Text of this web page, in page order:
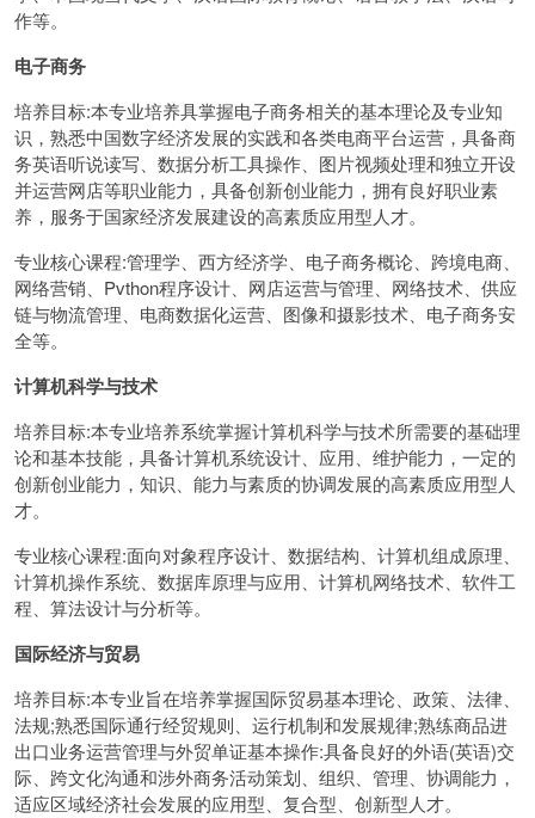
作等。
电子商务
培养目标:本专业培养具掌握电子商务相关的基本理论及专业知
识，熟悉中国数字经济发展的实践和各类电商平台运营，具备商
务英语听说读写、数据分析工具操作、图片视频处理和独立开设
并运营网店等职业能力，具备创新创业能力，拥有良好职业素
养，服务于国家经济发展建设的高素质应用型人才。
专业核心课程:管理学、西方经济学、电子商务概论、跨境电商、
网络营销、Pvthon程序设计、网店运营与管理、网络技术、供应
链与物流管理、电商数据化运营、图像和摄影技术、电子商务安
全等。
计算机科学与技术
培养目标:本专业培养系统掌握计算机科学与技术所需要的基础理
论和基本技能，具备计算机系统设计、应用、维护能力，一定的
创新创业能力，知识、能力与素质的协调发展的高素质应用型人
才。
专业核心课程:面向对象程序设计、数据结构、计算机组成原理、
计算机操作系统、数据库原理与应用、计算机网络技术、软件工
程、算法设计与分析等。
国际经济与贸易
培养目标:本专业旨在培养掌握国际贸易基本理论、政策、法律、
法规;熟悉国际通行经贸规则、运行机制和发展规律;熟练商品进
出口业务运营管理与外贸单证基本操作:具备良好的外语(英语)交
际、跨文化沟通和涉外商务活动策划、组织、管理、协调能力，
适应区域经济社会发展的应用型、复合型、创新型人才。